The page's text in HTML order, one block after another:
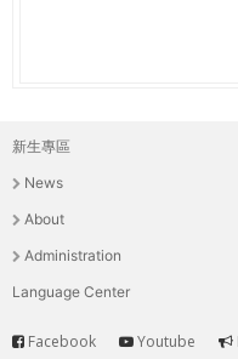
主
選
單
新生專區
News
About
Administration
Language Center
Service
Facebook Youtube